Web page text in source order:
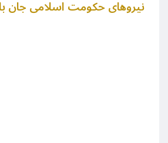
نیروهای حکومت اسلامی جان